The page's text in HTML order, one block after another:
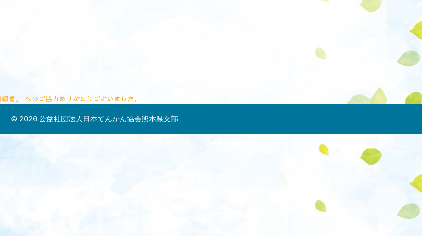
書」 へのご協力ありがとうございました。
© 2026 公益社団法人日本てんかん協会熊本県支部